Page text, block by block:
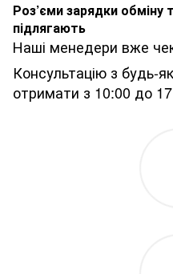
Роз’єми зарядки обміну
підлягають
Наші менедери вже
Консультацію з будь-
отримати з 10:00 до